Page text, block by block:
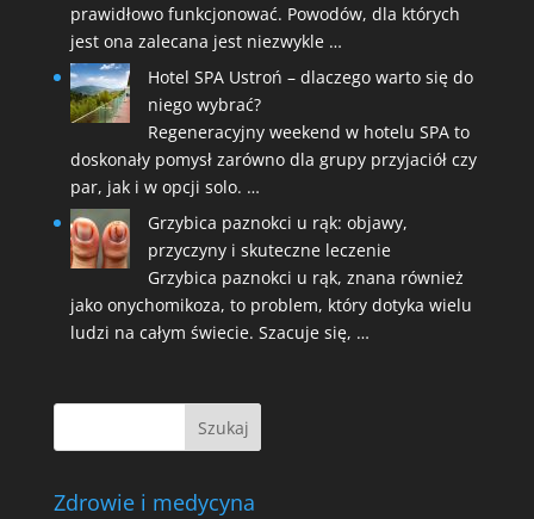
prawidłowo funkcjonować. Powodów, dla których
jest ona zalecana jest niezwykle …
Hotel SPA Ustroń – dlaczego warto się do
niego wybrać?
Regeneracyjny weekend w hotelu SPA to
doskonały pomysł zarówno dla grupy przyjaciół czy
par, jak i w opcji solo. …
Grzybica paznokci u rąk: objawy,
przyczyny i skuteczne leczenie
Grzybica paznokci u rąk, znana również
jako onychomikoza, to problem, który dotyka wielu
ludzi na całym świecie. Szacuje się, …
Zdrowie i medycyna